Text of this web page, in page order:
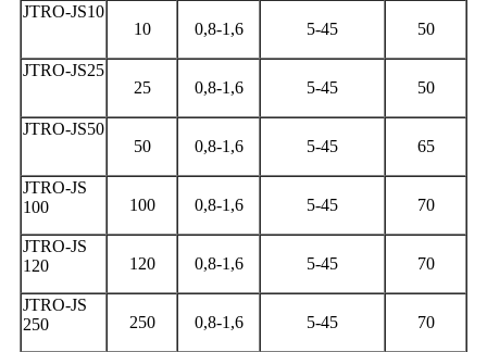
JTRO-JS10
10
0,8-1,6 5-45 50
JTRO-JS25
25
0,8-1,6 5-45 50
JTRO-JS50
50
0,8-1,6 5-45 65
JTRO-JS
100
100 0,8-1,6 5-45 70
JTRO-JS
120
120 0,8-1,6 5-45 70
JTRO-JS
250
250 0,8-1,6 5-45 70